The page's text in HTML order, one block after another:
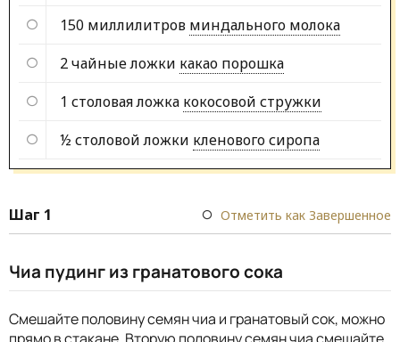
150 миллилитров миндального молока
2 чайные ложки какао порошка
1 столовая ложка кокосовой стружки
½ столовой ложки кленового сиропа
Шаг 1 Отметить как Завершенное
Чиа пудинг из гранатового сока
Смешайте половину семян чиа и гранатовый сок, можно